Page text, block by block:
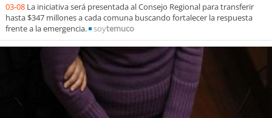
03-08 La iniciativa será presentada al Consejo Regional para transferir
hasta $347 millones a cada comuna buscando fortalecer la respuesta
frente a la emergencia.
soytemuco